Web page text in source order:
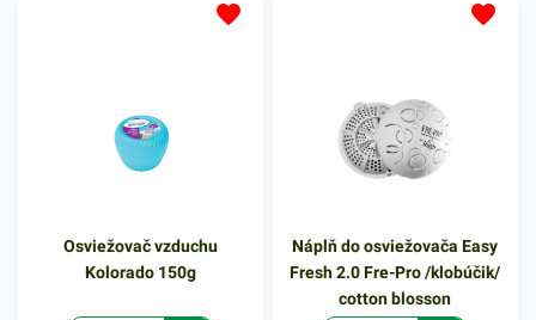
Obsahuje vonné oleje a
neutralizuje zložky
spôsobujúce nepríjemný
čerstvého vzduchu. Výhodné
balenie obsahuje 1 kus
TORK náplne do osviežovača
Osviežovač vzduchu
Kolorado 150g
Náplň do osviežovača Easy
Fresh 2.0 Fre-Pro /klobúčik/
cotton blosson